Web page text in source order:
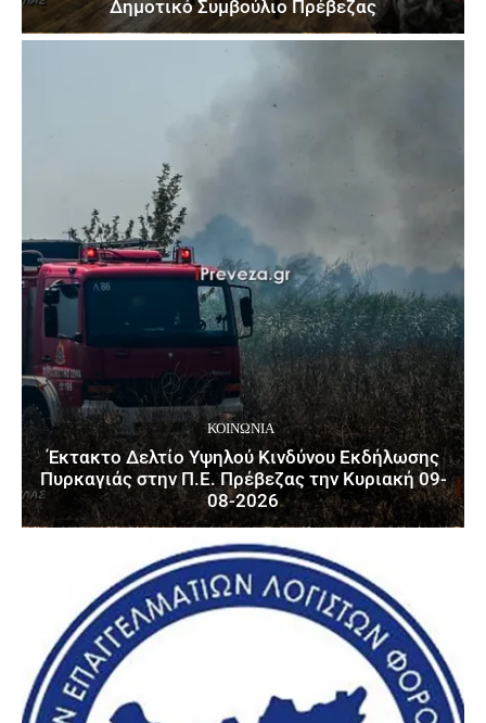
Δημοτικό Συμβούλιο Πρέβεζας
ΚΟΙΝΩΝΙΑ
Έκτακτο Δελτίο Υψηλού Κινδύνου Εκδήλωσης
Πυρκαγιάς στην Π.Ε. Πρέβεζας την Κυριακή 09-
08-2026